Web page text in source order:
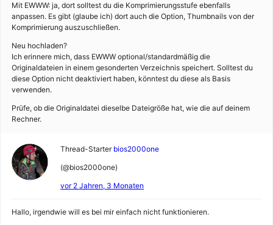
Mit EWWW: ja, dort solltest du die Komprimierungsstufe ebenfalls
anpassen. Es gibt (glaube ich) dort auch die Option, Thumbnails von der
Komprimierung auszuschließen.
Neu hochladen?
Ich erinnere mich, dass EWWW optional/standardmäßig die
Originaldateien in einem gesonderten Verzeichnis speichert. Solltest du
diese Option nicht deaktiviert haben, könntest du diese als Basis
verwenden.
Prüfe, ob die Originaldatei dieselbe Dateigröße hat, wie die auf deinem
Rechner.
Thread-Starter bios2000one
(@bios2000one)
vor 2 Jahren, 3 Monaten
Hallo, irgendwie will es bei mir einfach nicht funktionieren.